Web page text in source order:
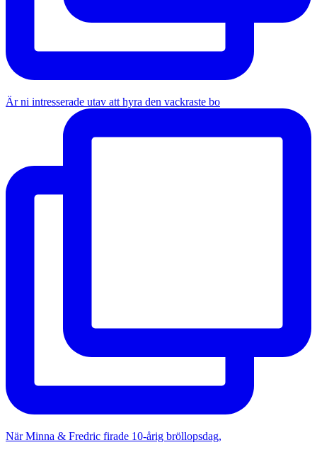
Är ni intresserade utav att hyra den vackraste bo
När Minna & Fredric firade 10-årig bröllopsdag,